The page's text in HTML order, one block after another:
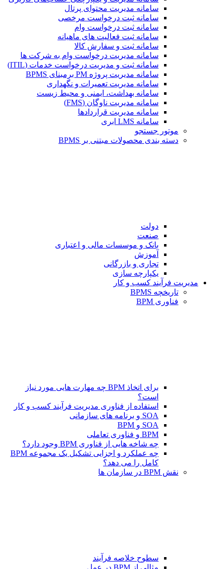
سامانه مدیریت محتوای پرتال
سامانه ثبت درخواست مرخصی
سامانه ثبت درخواست وام
سامانه ثبت فعالیت های ماهیانه
سامانه ثبت و سفارش کالا
سامانه مدیریت درخواست وام به شرکت ها
سامانه ثبت و مدیریت درخواست خدمات (ITIL)
سامانه مدیریت پروژه PM برمبنای BPMS
سامانه مدیریت تعمیرات و نگهداری
سامانه بهداشت، ایمنی و محیط زیست
سامانه مدیریت ناوگان (FMS)
سامانه مدیریت قراردادها
سامانه LMS ابری
موتور جستجو
دسته بندی محصولات مبتنی بر BPMS
دولت
صنعت
بانک و موسسات مالی و اعتباری
آموزش
تجاری و بازرگانی
یکپارچه سازی
مدیریت فرآیند کسب و کار
تاریخچه BPMS
فناوری BPM
برای اتخاذ BPM چه مهارت هایی مورد نیاز
است؟
استفاده از فناوری مدیریت فرآیند کسب و کار
SOA و برنامه های سازمانی
SOA و BPM
BPM و فناوری تعاملی
چه شاخه هایی از فناوری BPM وجود دارد؟
چه عملکرد و اجزایی تشکیل یک مجموعه BPM
کامل را می دهد؟
نقش BPM در سازمان ها
سطوح خلاصه فرآیند
مثالی از BPM در عمل